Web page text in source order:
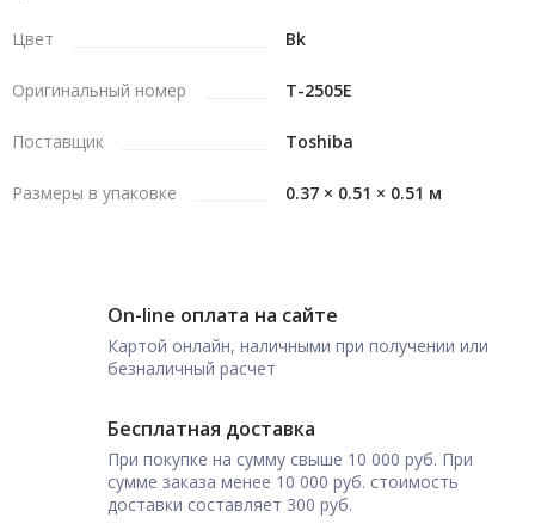
Цвет Bk
Оригинальный номер T-2505E
Поставщик Toshiba
Размеры в упаковке 0.37 × 0.51 × 0.51 м
On-line оплата на сайте
Картой онлайн, наличными при получении или
безналичный расчет
Бесплатная доставка
При покупке на сумму свыше 10 000 руб. При
сумме заказа менее 10 000 руб. стоимость
доставки составляет 300 руб.